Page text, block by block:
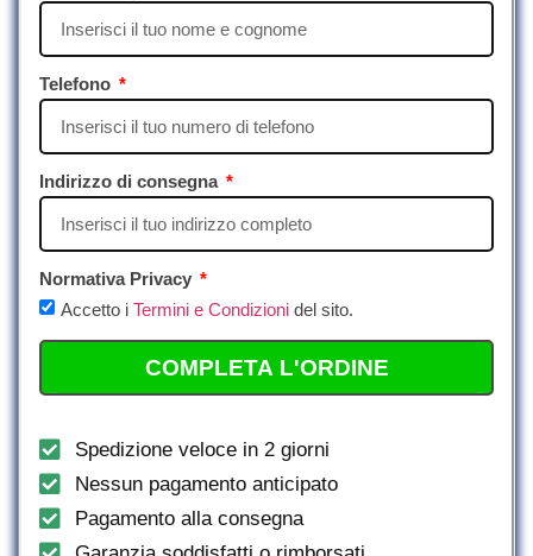
Telefono
Indirizzo di consegna
Normativa Privacy
Accetto i Termini e Condizioni del sito.
COMPLETA L'ORDINE
Spedizione veloce in 2 giorni
Nessun pagamento anticipato
Pagamento alla consegna